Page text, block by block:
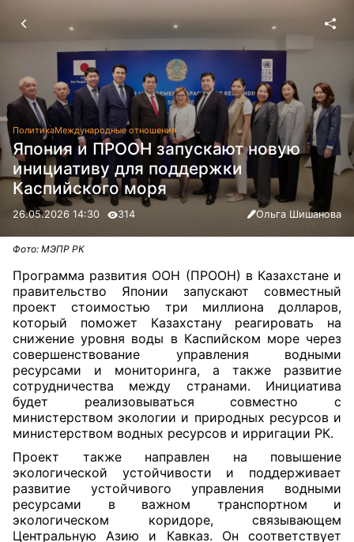
ПолитикаМеждународные отношения
Япония и ПРООН запускают новую
инициативу для поддержки
Каспийского моря
26.05.2026 14:30 314 Ольга Шишанова
Фото: МЭПР РК
Программа развития ООН (ПРООН) в Казахстане и
правительство Японии запускают совместный
проект стоимостью три миллиона долларов,
который поможет Казахстану реагировать на
снижение уровня воды в Каспийском море через
совершенствование управления водными
ресурсами и мониторинга, а также развитие
сотрудничества между странами. Инициатива
будет реализовываться совместно с
министерством экологии и природных ресурсов и
министерством водных ресурсов и ирригации РК.
Проект также направлен на повышение
экологической устойчивости и поддерживает
развитие устойчивого управления водными
ресурсами в важном транспортном и
экологическом коридоре, связывающем
Центральную Азию и Кавказ. Он соответствует